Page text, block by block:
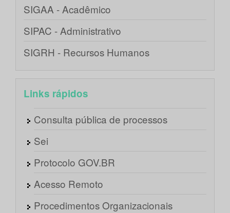
SIGAA - Acadêmico
SIPAC - Administrativo
SIGRH - Recursos Humanos
Links rápidos
Consulta pública de processos
Sei
Protocolo GOV.BR
Acesso Remoto
Procedimentos Organizacionais